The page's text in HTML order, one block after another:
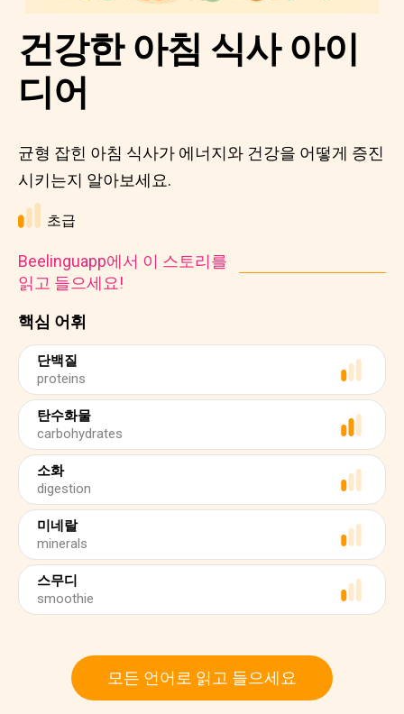
핵심 어휘
단백질
proteins
탄수화물
carbohydrates
소화
digestion
미네랄
minerals
스무디
smoothie
건강한 아침 식사 아이
디어
균형 잡힌 아침 식사가 에너지와 건강을 어떻게 증진
시키는지 알아보세요.
초급
Beelinguapp에서 이 스토리를
읽고 들으세요!
모든 언어로 읽고 들으세요